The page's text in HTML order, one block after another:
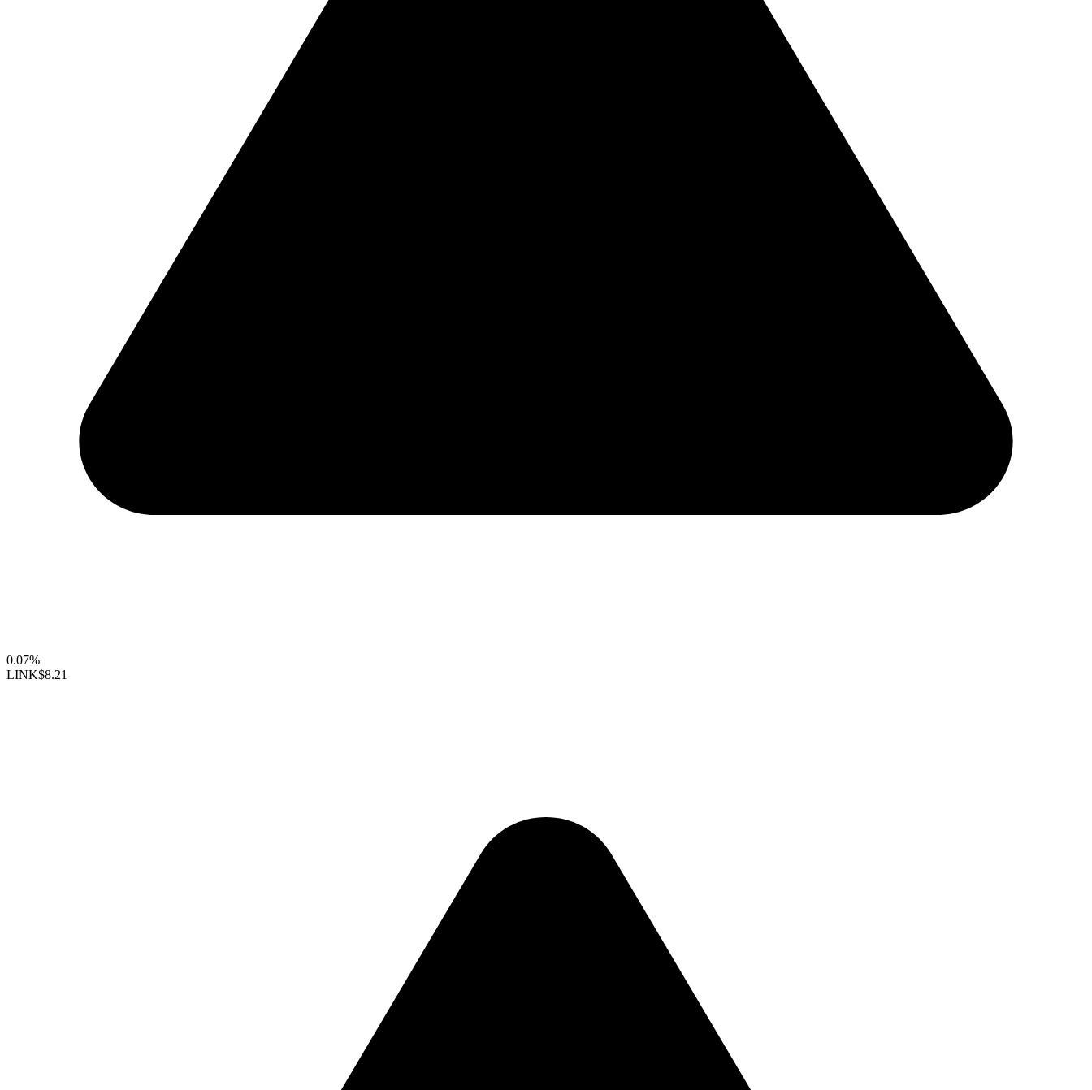
0.07%
LINK$8.21